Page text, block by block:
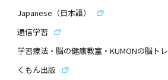
Japanese（日本語）
通信学習
学習療法・脳の健康教室・KUMONの脳トレ
くもん出版